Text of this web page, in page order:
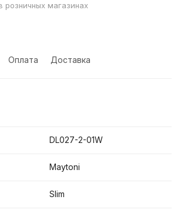
розничных магазинах
Оплата Доставка
DL027-2-01W
Maytoni
Slim